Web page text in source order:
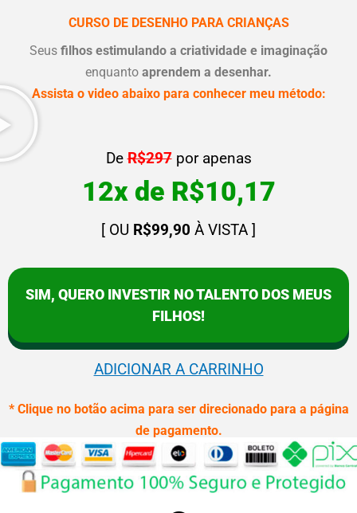
CURSO DE DESENHO PARA CRIANÇAS
Seus filhos estimulando a criatividade e imaginação
enquanto aprendem a desenhar.
Assista o video abaixo para conhecer meu método:
DeR$297por apenas
12x de R$10,17
[ OU R$99,90 À VISTA ]
SIM, QUERO INVESTIR NO TALENTO DOS MEUS
FILHOS!
ADICIONAR A CARRINHO
* Clique no botão acima para ser direcionado para a página
de pagamento.